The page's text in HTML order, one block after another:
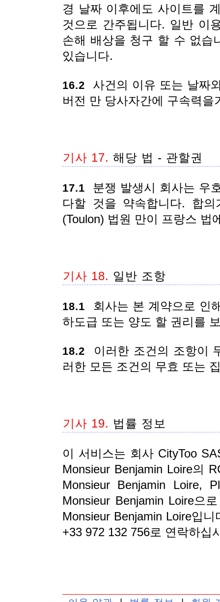
경 날짜 이후에도 사이트를
것으로 간주됩니다. 일반 이
손해 배상을 청구 할 수 없습
있습니다.
16.2 사건의 이유 또는 날짜
버전 만 당사자간에 구속력을
기사 17. 해당 법 - 관할권
17.1 분쟁 발생시 회사는 우
다할 것을 약속합니다. 합
(Toulon) 법원 만이 프랑스 법
기사 18. 일반 조항
18.1 회사는 본 계약으로 인
하도급 또는 양도 할 권리를
18.2 이러한 조건의 조항이
러한 모든 조건의 무효 또는
기사 19. 법률 정보
이 서비스는 회사 CityToo
Monsieur Benjamin Loire의
Monsieur Benjamin Loire,
Monsieur Benjamin Loire으
Monsieur Benjamin Loire입
+33 972 132 756로 연락하십